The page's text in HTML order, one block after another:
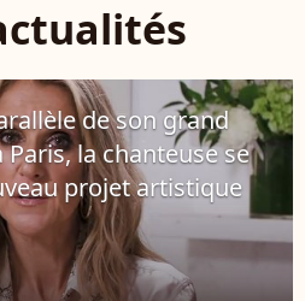
de son grand
la chanteuse se
projet artistique